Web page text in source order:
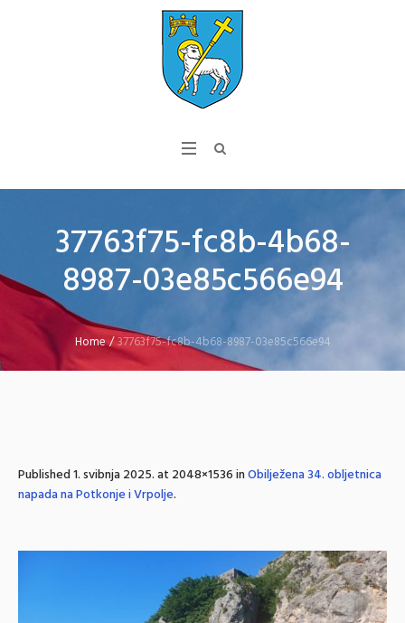
37763f75-fc8b-4b68-
8987-03e85c566e94
Home/37763f75-fc8b-4b68-8987-03e85c566e94
Published1. svibnja 2025.at 2048×1536 inObilježena 34. obljetnica
napada na Potkonje i Vrpolje.